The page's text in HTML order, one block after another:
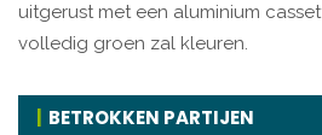
uitgerust met een aluminium
volledig groen zal kleuren.
BETROKKEN PARTIJEN